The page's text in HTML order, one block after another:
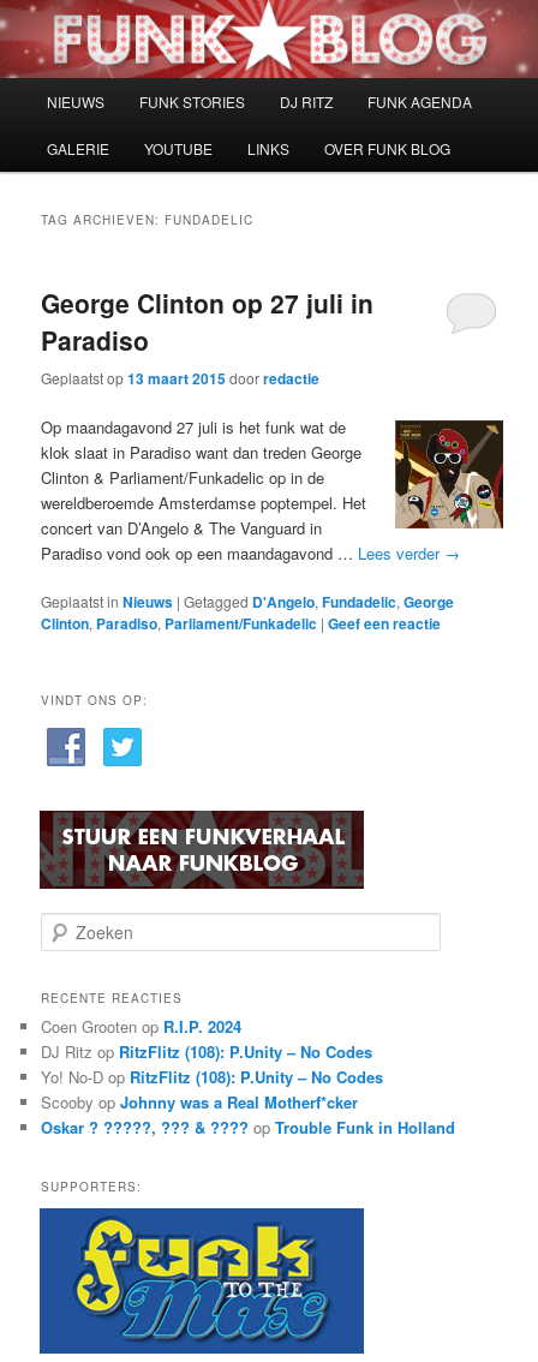
Spring
naar
Spring
naar
NIEUWS FUNK STORIES DJ RITZ FUNK AGENDA
GALERIE YOUTUBE LINKS OVER FUNK BLOG
TAG ARCHIEVEN: FUNDADELIC
George Clinton op 27 juli in
Paradiso
Geplaatst op13 maart 2015doorredactie
Op maandagavond 27 juli is het funk wat de
klok slaat in Paradiso want dan treden George
Clinton & Parliament/Funkadelic op in de
wereldberoemde Amsterdamse poptempel. Het
concert van D’Angelo & The Vanguard in
Paradiso vond ook op een maandagavond … Lees verder →
Geplaatst in Nieuws |Getagged D'Angelo,Fundadelic,George
Clinton, Paradiso, Parliament/Funkadelic |Geef een reactie
VINDT ONS OP:
o
k
n
RECENTE REACTIES
Coen Grooten op R.I.P. 2024
DJ Ritz op RitzFlitz (108): P.Unity – No Codes
Yo! No-D op RitzFlitz (108): P.Unity – No Codes
Scooby opJohnny was a Real Motherf*cker
Oskar ? ?????, ??? & ???? opTrouble Funk in Holland
SUPPORTERS: